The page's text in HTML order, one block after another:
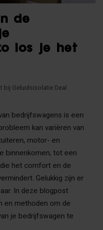
de
los je het
bij Geluidsisolatie Deal
bedrijfswagens is een
kan variëren van
motor- en
binnenkomen, tot een
het comfort en de
Gelukkig zijn er
In deze blogpost
en methoden om de
je bedrijfswagen te